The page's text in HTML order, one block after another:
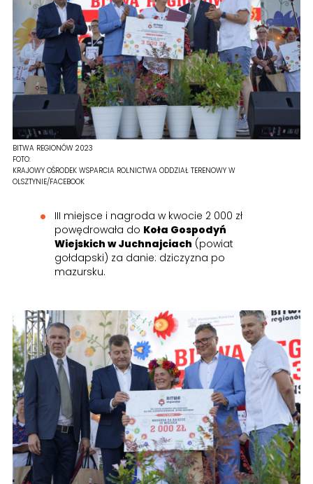
BITWA REGIONÓW 2023
FOTO:
KRAJOWY OŚRODEK WSPARCIA ROLNICTWA ODDZIAŁ TERENOWY W
OLSZTYNIE/FACEBOOK
III miejsce i nagroda w kwocie 2 000 zł
powędrowała do Koła Gospodyń
Wiejskich w Juchnajciach (powiat
gołdapski) za danie: dziczyzna po
mazursku.